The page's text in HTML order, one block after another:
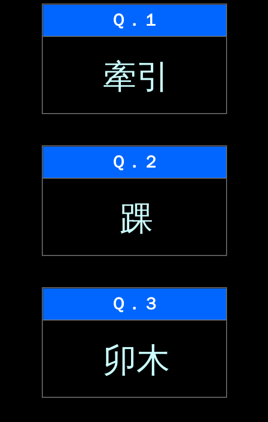
Ｑ．１
牽引
Ｑ．２
踝
Ｑ．３
卯木